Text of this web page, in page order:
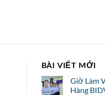
BÀI VIẾT MỚI
Giờ Làm
Hàng